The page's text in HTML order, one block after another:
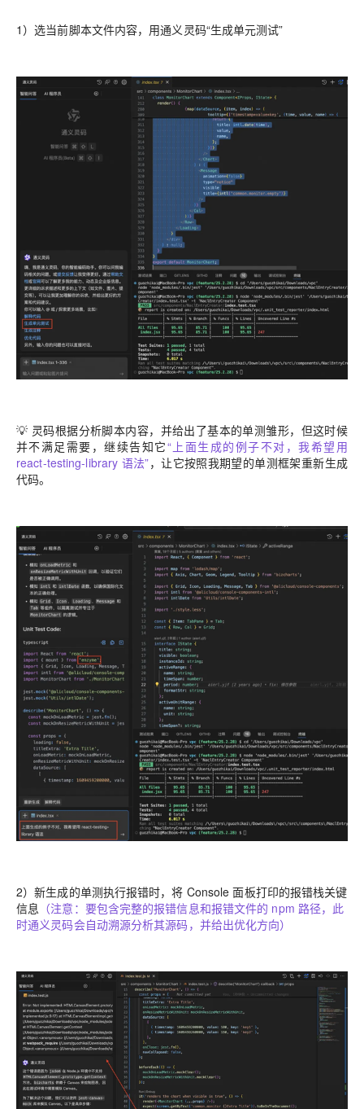
1）选当前脚本文件内容，用通义灵码“生成单元测试”
💡 灵码根据分析脚本内容，并给出了基本的单测雏形，但这时候
并不满足需要，继续告知它“ 上面生成的例子不对，我希望用
react-testing-library 语法”，让它按照我期望的单测框架重新生成
代码。
2）新生成的单测执行报错时，将 Console 面板打印的报错栈关键
信息 （注意：要包含完整的报错信息和报错文件的 npm 路径，此
时通义灵码会自动溯源分析其源码，并给出优化方向）